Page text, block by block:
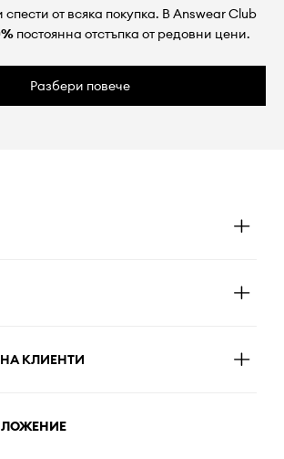
от всяка покупка. В Answear Club
постоянна отстъпка от редовни цени.
Разбери повече
КЛИЕНТИ